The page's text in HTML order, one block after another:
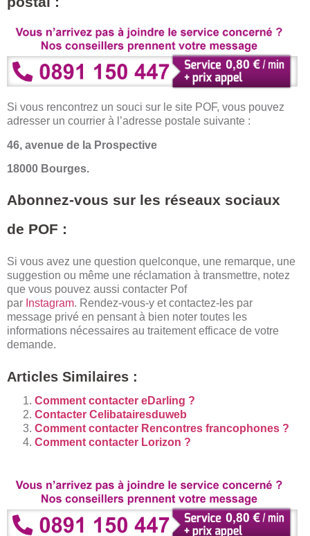
Si vous rencontrez un souci sur le site POF, vous pouvez
adresser un courrier à l’adresse postale suivante :
46, avenue de la Prospective
18000 Bourges.
Abonnez-vous sur les réseaux sociaux
de POF :
Si vous avez une question quelconque, une remarque, une
suggestion ou même une réclamation à transmettre, notez
que vous pouvez aussi contacter Pof
par Instagram. Rendez-vous-y et contactez-les par
message privé en pensant à bien noter toutes les
informations nécessaires au traitement efficace de votre
demande.
Articles Similaires :
Comment contacter eDarling ?
Contacter Celibatairesduweb
Comment contacter Rencontres francophones ?
Comment contacter Lorizon ?